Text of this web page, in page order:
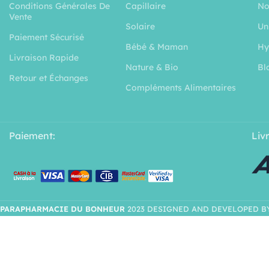
Conditions Générales De
Vente
Paiement Sécurisé
Livraison Rapide
Retour et Échanges
Capillaire
Solaire
Bébé & Maman
Nature & Bio
Compléments Alimentaires
Paiement:
PARAPHARMACIE DU BONHEUR 2023 DESIGNED AND DEVELOPED